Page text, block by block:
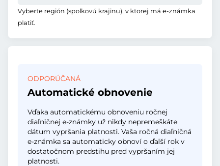
Vyberte región (spolkovú krajinu), v ktorej má e-známka
platiť.
ODPORÚČANÁ
Automatické obnovenie
Vďaka automatickému obnoveniu ročnej
diaľničnej e-známky už nikdy nepremeškáte
dátum vypršania platnosti. Vaša ročná diaľničná
e-známka sa automaticky obnoví o ďalší rok v
dostatočnom predstihu pred vypršaním jej
platnosti.